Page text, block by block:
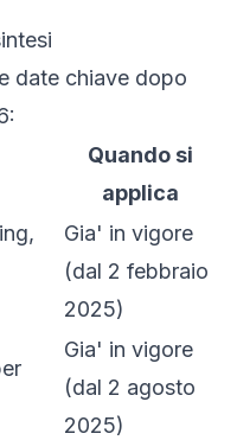
date chiave dopo
Quando si
applica
Gia' in vigore
(dal 2 febbraio
2025)
Gia' in vigore
(dal 2 agosto
2025)